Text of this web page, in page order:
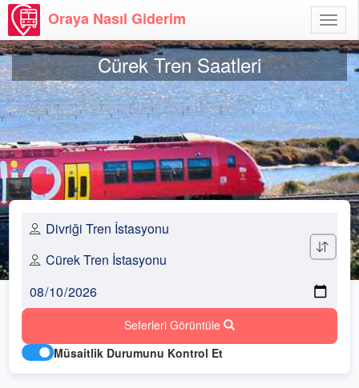
Aç
Oraya Nasıl Giderim
Cürek Tren Saatleri
Seferleri Görüntüle
Müsaitlik Durumunu Kontrol Et